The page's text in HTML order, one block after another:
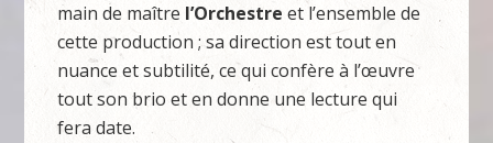
main de maître l’Orchestre et l’ensemble de
cette production ; sa direction est tout en
nuance et subtilité, ce qui confère à l’œuvre
tout son brio et en donne une lecture qui
fera date.